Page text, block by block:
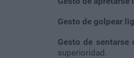
Gesto de golpear
Gesto de sentarse
superioridad.